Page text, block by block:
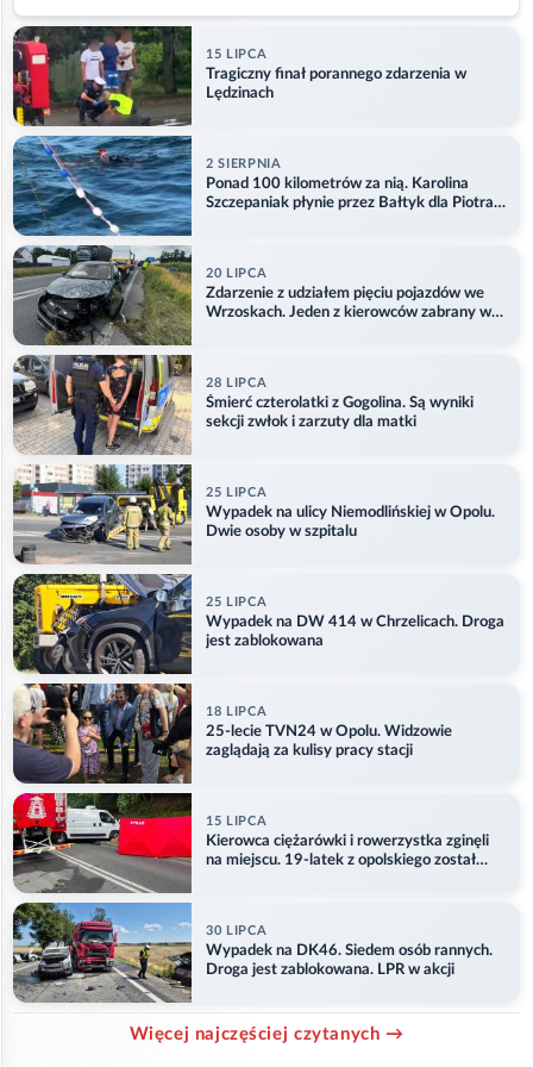
15 LIPCA
Tragiczny finał porannego zdarzenia w
Lędzinach
2 SIERPNIA
Ponad 100 kilometrów za nią. Karolina
Szczepaniak płynie przez Bałtyk dla Piotra.
20 LIPCA
Zdarzenie z udziałem pięciu pojazdów we
Wrzoskach. Jeden z kierowców zabrany w
28 LIPCA
Śmierć czterolatki z Gogolina. Są wyniki
sekcji zwłok i zarzuty dla matki
25 LIPCA
Wypadek na ulicy Niemodlińskiej w Opolu.
Dwie osoby w szpitalu
25 LIPCA
Wypadek na DW 414 w Chrzelicach. Droga
jest zablokowana
18 LIPCA
25-lecie TVN24 w Opolu. Widzowie
zaglądają za kulisy pracy stacji
15 LIPCA
Kierowca ciężarówki i rowerzystka zginęli
na miejscu. 19-latek z opolskiego został
30 LIPCA
Wypadek na DK46. Siedem osób rannych.
Droga jest zablokowana. LPR w akcji
Więcej najczęściej czytanych →